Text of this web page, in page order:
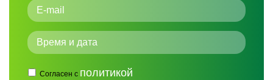
Согласен с политикой